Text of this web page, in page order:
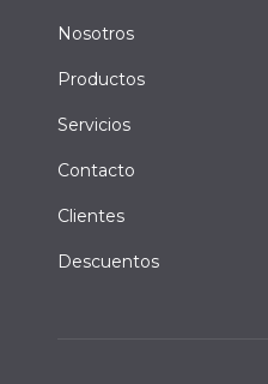
Nosotros
Productos
Servicios
Contacto
Clientes
Descuentos